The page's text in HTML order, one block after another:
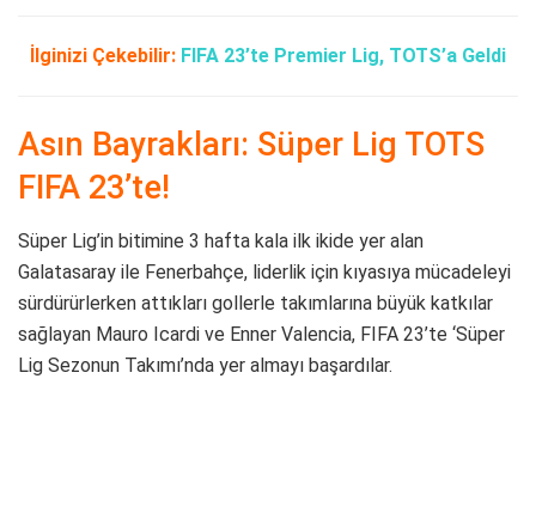
İlginizi Çekebilir: FIFA 23’te Premier Lig, TOTS’a Geldi
Asın Bayrakları: Süper Lig TOTS
FIFA 23’te!
Süper Lig’in bitimine 3 hafta kala ilk ikide yer alan
Galatasaray ile Fenerbahçe, liderlik için kıyasıya mücadeleyi
sürdürürlerken attıkları gollerle takımlarına büyük katkılar
sağlayan Mauro Icardi ve Enner Valencia, FIFA 23’te ‘Süper
Lig Sezonun Takımı’nda yer almayı başardılar.